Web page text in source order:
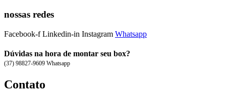
nossas redes
Facebook-f Linkedin-in Instagram Whatsapp
Dúvidas na hora de montar seu box?
(37) 98827-9609 Whatsapp
Contato